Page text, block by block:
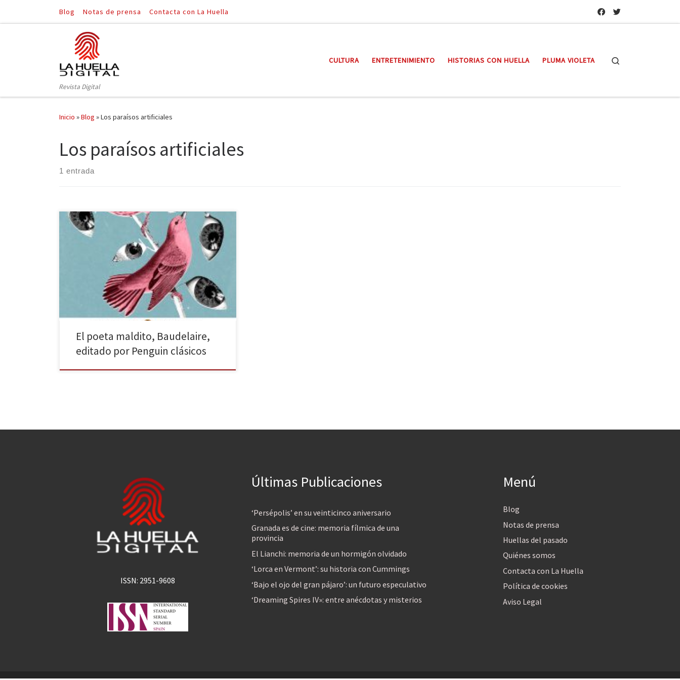
Saltar al contenido
Blog Notas de prensa Contacta con La Huella
Revista Digital
CULTURA ENTRETENIMIENTO HISTORIAS CON HUELLA PLUMA VIOLETA
Inicio »Blog »Los paraísos artificiales
Los paraísos artificiales
1 entrada
Penguin clásicos publica tres de las obras más
emblemáticas del poeta maldito por excelencia,
Charles Baudelaire, en un único tomo: Las flores del
mal. El spleen de París. Los paraísos artificiales. En este
libro podemos hacer un recorrido por su obra, que
comienza con su poesía en verso y continúa […]
El poeta maldito, Baudelaire,
editado por Penguin clásicos
ISSN: 2951-9608
Últimas Publicaciones
‘Persépolis’ en su veinticinco aniversario
Granada es de cine: memoria fílmica de una
provincia
El Lianchi: memoria de un hormigón olvidado
‘Lorca en Vermont’: su historia con Cummings
‘Bajo el ojo del gran pájaro’: un futuro especulativo
‘Dreaming Spires IV»: entre anécdotas y misterios
Menú
Blog
Notas de prensa
Huellas del pasado
Quiénes somos
Contacta con La Huella
Política de cookies
Aviso Legal